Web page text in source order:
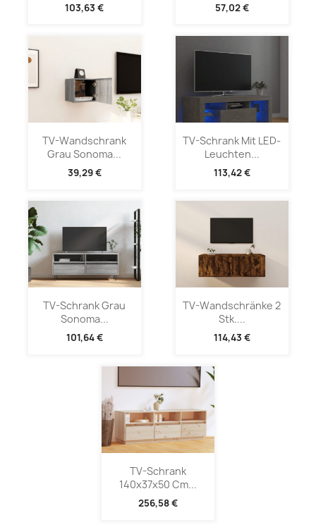
103,63 € 57,02 €
TV-Wandschrank
Grau Sonoma...
39,29 €
TV-Schrank Mit LED-
Leuchten...
113,42 €
TV-Schrank Grau
Sonoma...
101,64 €
TV-Wandschränke 2
Stk....
114,43 €
TV-Schrank
140x37x50 Cm...
256,58 €